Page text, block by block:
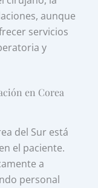
aunque
servicios
y
en Corea
del Sur está
el paciente.
a
personal